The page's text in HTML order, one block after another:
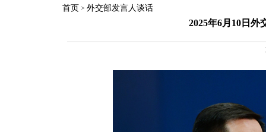
首页 > 外交部发言人谈话
2025年6月10日外